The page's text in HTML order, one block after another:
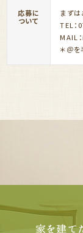
応募に
ついて
まず
TEL
MAIL
＊＠を